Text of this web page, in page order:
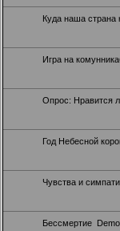
Куда наша страна
Игра на
Опрос: Нравится
Год Небесной
Чувства и
Бессмертие